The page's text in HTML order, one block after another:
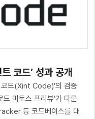
코드’ 성과 공개
코드(Xint Code)’의 검증
미토스 프리뷰’가 다룬
등 코드베이스를 대